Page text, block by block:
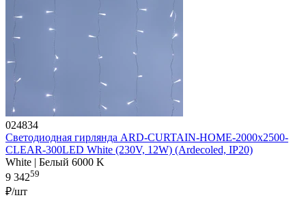
024834
Светодиодная гирлянда ARD-CURTAIN-HOME-2000x2500-
CLEAR-300LED White (230V, 12W) (Ardecoled, IP20)
White | Белый 6000 K
9 34259
₽/шт